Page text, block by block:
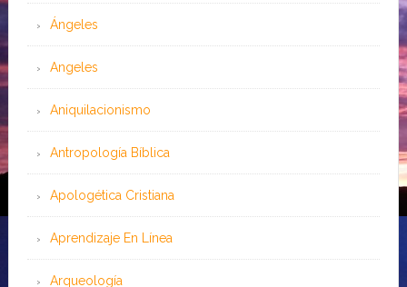
Ángeles
Angeles
Aniquilacionismo
Antropología Bíblica
Apologética Cristiana
Aprendizaje En Línea
Arqueología